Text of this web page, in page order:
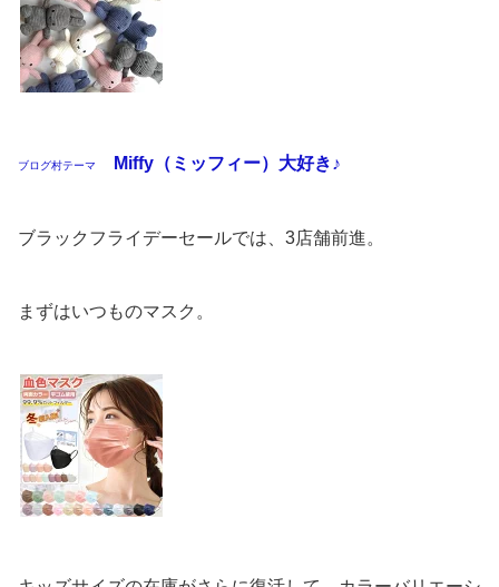
ブログ村テーマ Miffy（ミッフィー）大好き♪
ブラックフライデーセールでは、3店舗前進。
まずはいつものマスク。